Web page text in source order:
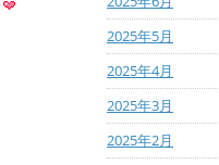
2025年5月
2025年4月
2025年3月
2025年2月